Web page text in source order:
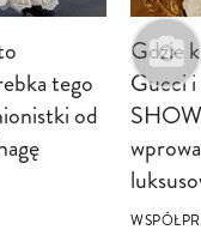
tego
od
Gdzie
Gucci